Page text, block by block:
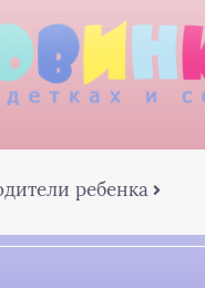
ребенка